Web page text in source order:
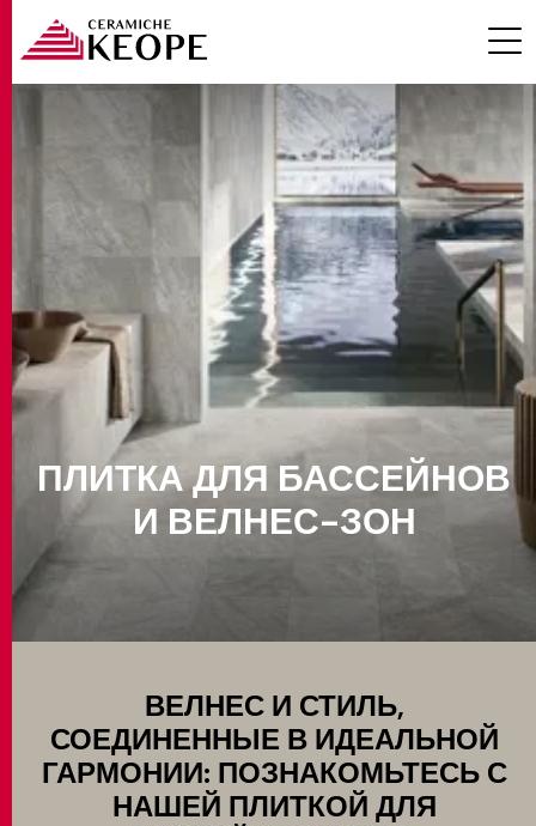
ПРОЕКТЫ
MAGAZINE
КОНТАКТЫ
ЗАПРЕТНАЯ ЗОНА
ПЛИТКА ДЛЯ БАССЕЙНОВ
И ВЕЛНЕС-ЗОН
ВЕЛНЕС И СТИЛЬ,
СОЕДИНЕННЫЕ В ИДЕАЛЬНОЙ
ГАРМОНИИ: ПОЗНАКОМЬТЕСЬ С
НАШЕЙ ПЛИТКОЙ ДЛЯ
Помещения
Бассейнов и велнес-зон
Цвет
Размеры
Толщины
Использование